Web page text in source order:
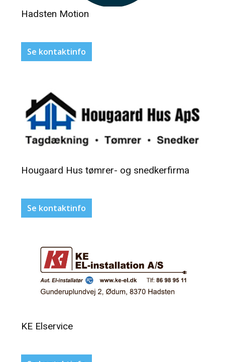
Hadsten Motion
Se kontaktinfo
Hougaard Hus tømrer- og snedkerfirma
Se kontaktinfo
KE Elservice